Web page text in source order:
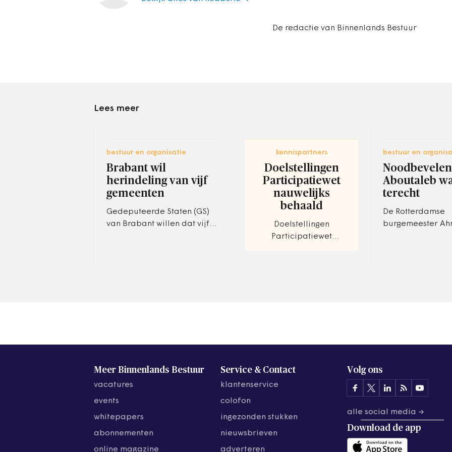
De redactie van Binnenlands Bestuur
Lees meer
bestuur en organisatie
Brabant wil
herindeling van vijf
gemeenten
Gedeputeerde Staten (GS)
van Brabant willen dat vijf
kennispartners
Doelstellingen
Participatiewet
nauwelijks
behaald
Doelstellingen
Participatiewet
bestuur en
Noodbevelen
Aboutaleb
terecht
De Rotterdamse
burgemeester
Meer Binnenlands Bestuur
vacatures
events
whitepapers
abonnementen
online magazine
Service & Contact
klantenservice
colofon
ingezonden stukken
nieuwsbrieven
adverteren
Volg ons
alle social media →
Download de app